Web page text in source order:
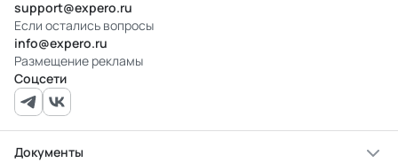
support@expero.ru
Если остались вопросы
info@expero.ru
Размещение рекламы
Соцсети
Документы